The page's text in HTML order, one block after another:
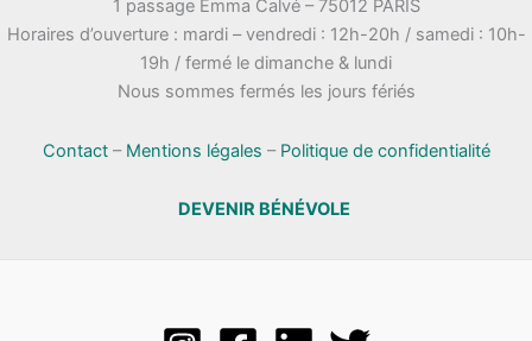
1 passage Emma Calvé – 75012 PARIS
Horaires d’ouverture : mardi – vendredi : 12h-20h / samedi : 10h-
19h / fermé le dimanche & lundi
Nous sommes fermés les jours fériés
Contact– Mentions légales – Politique de confidentialité
DEVENIR BÉNÉVOLE